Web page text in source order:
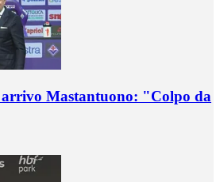
Mastantuono: "Colpo da